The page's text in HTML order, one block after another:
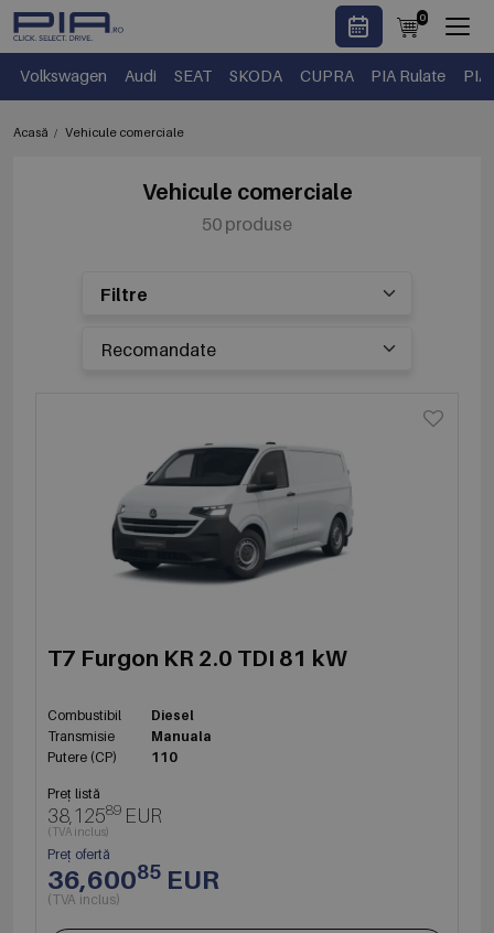
0
Volkswagen Audi SEAT SKODA CUPRA PIA Rulate PIA
Acasă Vehicule comerciale
Vehicule comerciale
50 produse
Filtre
T7 Furgon KR 2.0 TDI 81 kW
Combustibil
Diesel
Transmisie
Manuala
Putere (CP)
110
Preț listă
38,12589 EUR
(TVA inclus)
Preț ofertă
36,60085 EUR
(TVA inclus)